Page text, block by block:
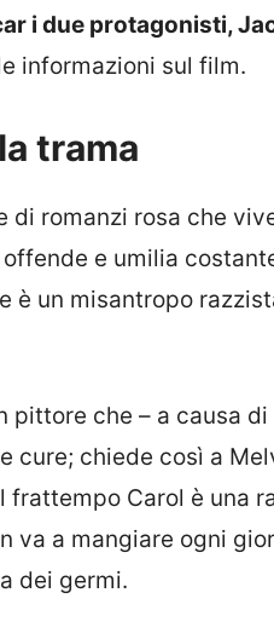
i due protagonisti,
informazioni sul film.
trama
romanzi rosa che
offende e umilia
è un misantropo
pittore che – a causa di
cure; chiede così a
Carol è una
va a mangiare ogni
dei germi.